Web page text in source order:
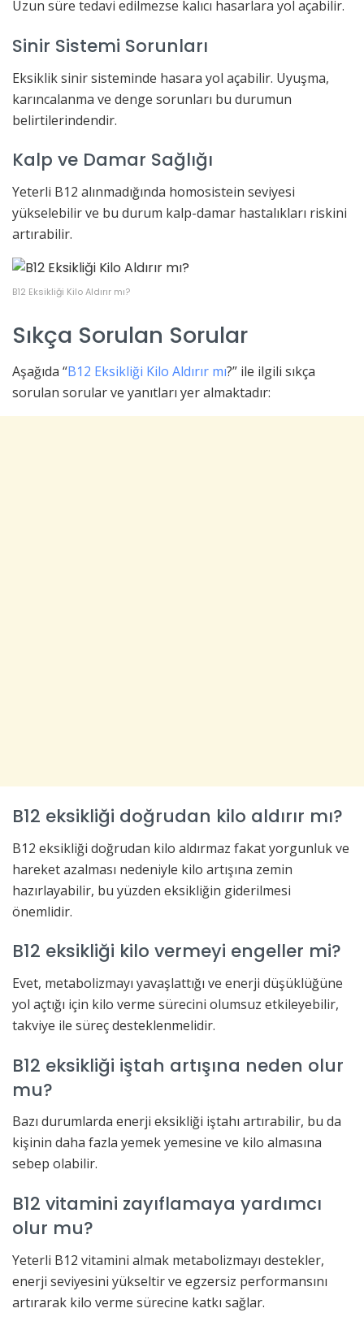
Uzun süre tedavi edilmezse kalıcı hasarlara yol açabilir.
Sinir Sistemi Sorunları
Eksiklik sinir sisteminde hasara yol açabilir. Uyuşma,
karıncalanma ve denge sorunları bu durumun
belirtilerindendir.
Kalp ve Damar Sağlığı
Yeterli B12 alınmadığında homosistein seviyesi
yükselebilir ve bu durum kalp-damar hastalıkları riskini
artırabilir.
B12 Eksikliği Kilo Aldırır mı?
Sıkça Sorulan Sorular
Aşağıda “B12 Eksikliği Kilo Aldırır mı?” ile ilgili sıkça
sorulan sorular ve yanıtları yer almaktadır:
B12 eksikliği doğrudan kilo aldırır mı?
B12 eksikliği doğrudan kilo aldırmaz fakat yorgunluk ve
hareket azalması nedeniyle kilo artışına zemin
hazırlayabilir, bu yüzden eksikliğin giderilmesi
önemlidir.
B12 eksikliği kilo vermeyi engeller mi?
Evet, metabolizmayı yavaşlattığı ve enerji düşüklüğüne
yol açtığı için kilo verme sürecini olumsuz etkileyebilir,
takviye ile süreç desteklenmelidir.
B12 eksikliği iştah artışına neden olur
mu?
Bazı durumlarda enerji eksikliği iştahı artırabilir, bu da
kişinin daha fazla yemek yemesine ve kilo almasına
sebep olabilir.
B12 vitamini zayıflamaya yardımcı
olur mu?
Yeterli B12 vitamini almak metabolizmayı destekler,
enerji seviyesini yükseltir ve egzersiz performansını
artırarak kilo verme sürecine katkı sağlar.